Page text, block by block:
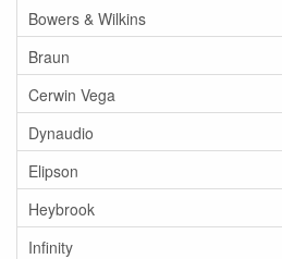
Bowers & Wilkins
Braun
Cerwin Vega
Dynaudio
Elipson
Heybrook
Infinity